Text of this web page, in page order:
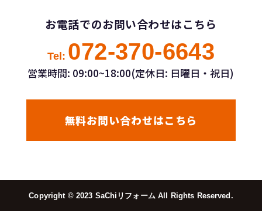
お電話でのお問い合わせはこちら
Tel: 072-370-6643
営業時間: 09:00~18:00(定休日: 日曜日・祝日)
無料お問い合わせはこちら
Copyright ©︎ 2023 SaChiリフォーム All Rights Reserved.